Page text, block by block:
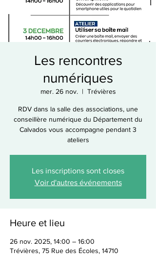
Les rencontres
numériques
mer. 26 nov.
  |
Trévières
RDV dans la salle des associations, une
conseillère numérique du Département du
Calvados vous accompagne pendant 3
ateliers
Les inscriptions sont closes
Voir d'autres événements
Heure et lieu
26 nov. 2025, 14:00 – 16:00
Trévières, 75 Rue des Écoles, 14710